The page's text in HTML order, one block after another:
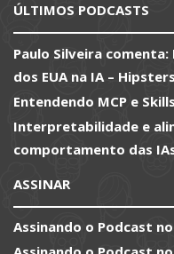
ÚLTIMOS PODCASTS
Paulo Silveira
dos EUA na IA –
Entendendo MCP e
Interpretabilidade e
comportamento das
ASSINAR
Assinando o Podcast